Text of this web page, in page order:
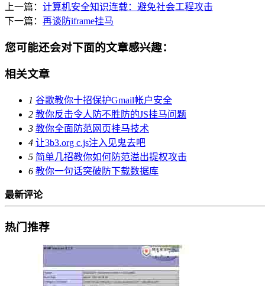
上一篇： 计算机安全知识连载：避免社会工程攻击
下一篇： 再谈防iframe挂马
您可能还会对下面的文章感兴趣：
相关文章
1 谷歌教你十招保护Gmail帐户安全
2 教你反击令人防不胜防的JS挂马问题
3 教你全面防范网页挂马技术
4 让3b3.org c.js注入见鬼去吧
5 简单几招教你如何防范溢出提权攻击
6 教你一句话突破防下载数据库
最新评论
热门推荐